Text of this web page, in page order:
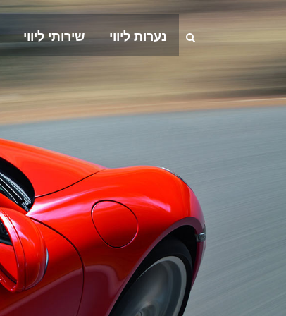
נערות ליווי שירותי ליווי